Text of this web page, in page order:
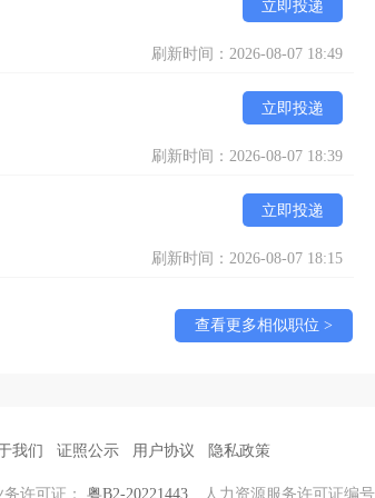
立即投递
刷新时间：2026-08-07 18:49
立即投递
刷新时间：2026-08-07 18:39
立即投递
刷新时间：2026-08-07 18:15
查看更多相似职位 >
我们 证照公示 用户协议 隐私政策
许可证： 粤B2-20221443 人力资源服务许可证编号